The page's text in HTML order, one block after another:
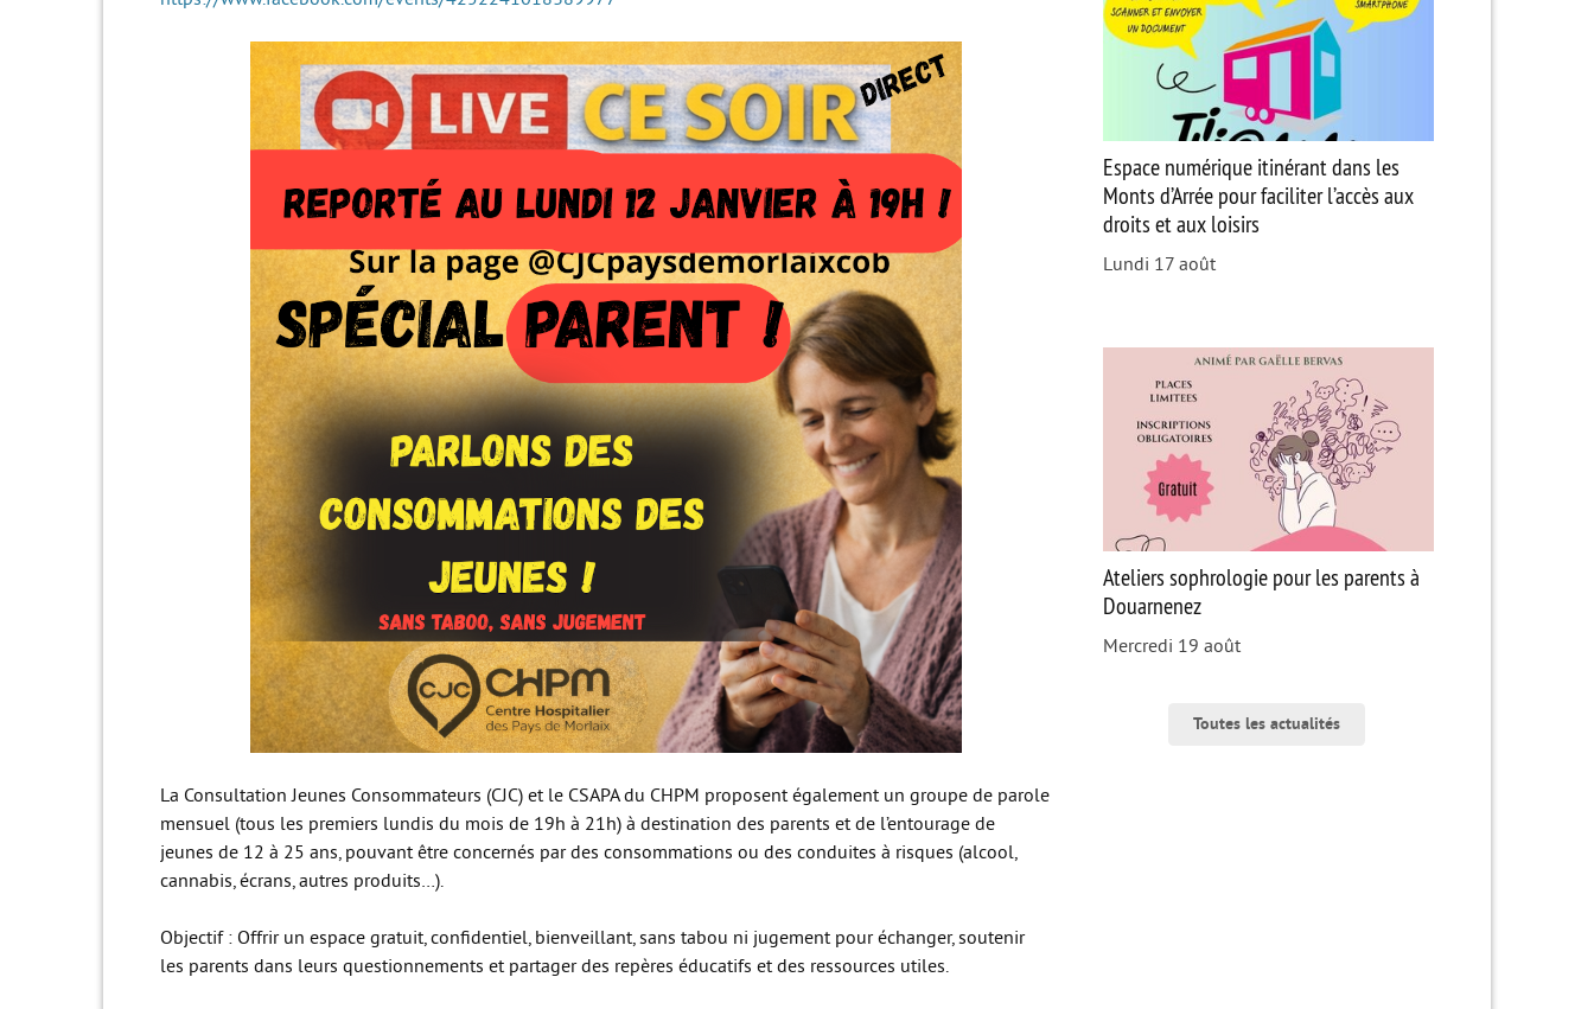
La Consultation Jeunes Consommateurs (CJC) et le CSAPA du CHPM proposent également un groupe de parole
mensuel (tous les premiers lundis du mois de 19h à 21h) à destination des parents et de l’entourage de
jeunes de 12 à 25 ans, pouvant être concernés par des consommations ou des conduites à risques (alcool,
cannabis, écrans, autres produits…).
Objectif : Offrir un espace gratuit, confidentiel, bienveillant, sans tabou ni jugement pour échanger, soutenir
les parents dans leurs questionnements et partager des repères éducatifs et des ressources utiles.
Espace numérique itinérant dans les
Monts d’Arrée pour faciliter l’accès aux
droits et aux loisirs
Lundi 17 août
Ateliers sophrologie pour les parents à
Douarnenez
Mercredi 19 août
Toutes les actualités